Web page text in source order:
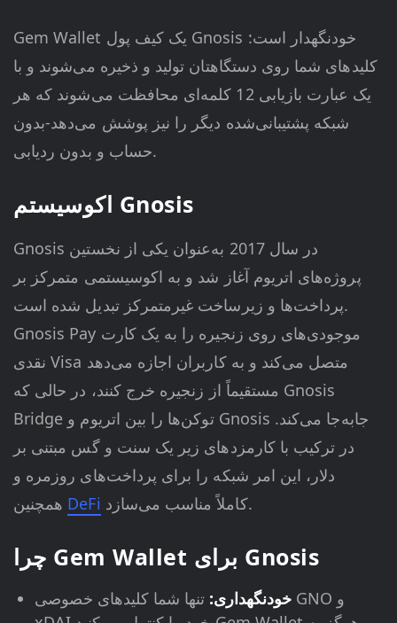
Gem Wallet یک کیف پول Gnosis خودنگهدار است:
کلیدهای شما روی دستگاهتان تولید و ذخیره می‌شوند و با
یک عبارت بازیابی 12 کلمه‌ای محافظت می‌شوند که هر
شبکه پشتیبانی‌شده دیگر را نیز پوشش می‌دهد-بدون
حساب و بدون ردیابی.
اکوسیستم Gnosis
Gnosis در سال 2017 به‌عنوان یکی از نخستین
پروژه‌های اتریوم آغاز شد و به اکوسیستمی متمرکز بر
پرداخت‌ها و زیرساخت غیرمتمرکز تبدیل شده است.
Gnosis Pay موجودی‌های روی زنجیره را به یک کارت
نقدی Visa متصل می‌کند و به کاربران اجازه می‌دهد
مستقیماً از زنجیره خرج کنند، در حالی که Gnosis
Bridge توکن‌ها را بین اتریوم و Gnosis جابه‌جا می‌کند.
در ترکیب با کارمزدهای زیر یک سنت و گس مبتنی بر
دلار، این امر شبکه را برای پرداخت‌های روزمره و
DeFi کاملاً مناسب می‌سازد.
چرا Gem Wallet برای Gnosis
خودنگهداری: تنها شما کلیدهای خصوصی GNO و